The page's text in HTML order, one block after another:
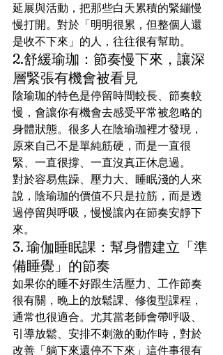
延展與活動，把那些白天累積的緊繃慢
慢打開。對於「明明很累，但整個人還
是收不下來」的人，往往很有幫助。
2.舒緩瑜珈：節奏慢下來，讓深
層緊張有機會被看見
陰瑜珈的特色是停留時間較長、節奏較
慢，會讓你有機會去感受平常被忽略的
身體狀態。很多人在陰瑜珈裡才發現，
原來自己不是單純筋硬，而是一直很
緊、一直很撐、一直沒真正休息過。
對於容易焦躁、壓力大、睡眠淺的人來
說，陰瑜珈的價值不只是拉筋，而是透
過停留與呼吸，慢慢讓內在節奏安靜下
來。
3. 瑜伽睡眠課：幫身體建立「準
備睡覺」的節奏
如果你的睡不好跟生活壓力、工作節奏
很有關，晚上的放鬆課、修復型課程，
通常也很適合。尤其當老師會帶呼吸、
引導放鬆、安排不刺激的動作時，對於
改善「躺下來還停不下來」這件事很有